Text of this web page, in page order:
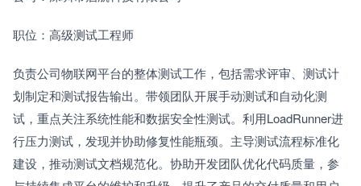
职位：高级测试工程师
负责公司物联网平台的整体测试工作，包括需求评审、测试计
划制定和测试报告输出。带领团队开展手动测试和自动化测
试，重点关注系统性能和数据安全性测试。利用LoadRunner进
行压力测试，发现并协助修复性能瓶颈。主导测试流程标准化
建设，推动测试文档规范化。协助开发团队优化代码质量，参